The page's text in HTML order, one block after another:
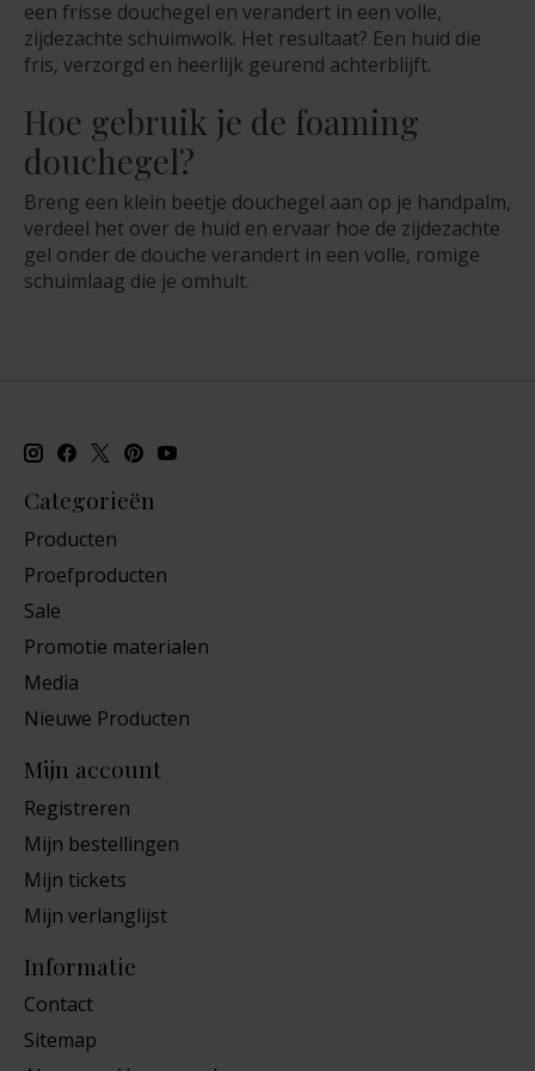
een frisse douchegel en verandert in een volle,
zijdezachte schuimwolk. Het resultaat? Een huid die
fris, verzorgd en heerlijk geurend achterblijft.
Hoe gebruik je de foaming
douchegel?
Breng een klein beetje douchegel aan op je handpalm,
verdeel het over de huid en ervaar hoe de zijdezachte
gel onder de douche verandert in een volle, romige
schuimlaag die je omhult.
Categorieën
Producten
Proefproducten
Sale
Promotie materialen
Media
Nieuwe Producten
Mijn account
Registreren
Mijn bestellingen
Mijn tickets
Mijn verlanglijst
Informatie
Contact
Sitemap